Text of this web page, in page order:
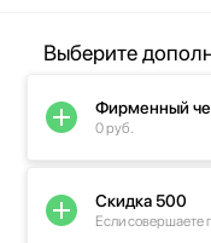
Выберите
Фирменный
0 руб.
Скидка 500
Если совершаете